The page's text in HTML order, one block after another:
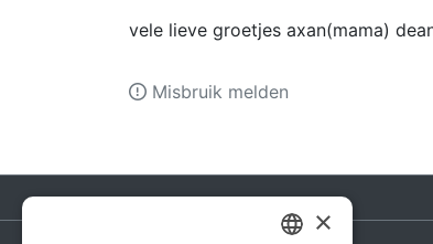
vele lieve groetjes axan(mama)
Misbruik melden
×